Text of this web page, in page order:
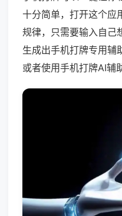
十分简单，打开这个应
规律，只需要输入自己
生成出手机打牌专用辅
或者使用手机打牌AI辅